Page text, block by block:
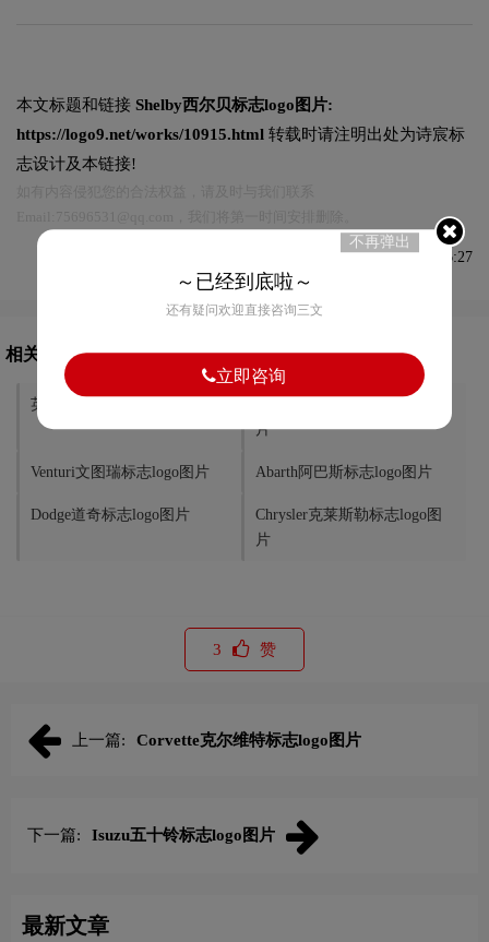
本文标题和链接 Shelby西尔贝标志logo图片:
https://logo9.net/works/10915.html 转载时请注明出处为诗宸标
志设计及本链接!
发布于2023-05-09 09:06:27
相关文章推荐
英伦标志logo图片
片
Venturi文图瑞标志logo图片 Abarth阿巴斯标志logo图片
Dodge道奇标志logo图片
Chrysler克莱斯勒标志logo图
片
3 赞
上一篇: Corvette克尔维特标志logo图片
下一篇: Isuzu五十铃标志logo图片
最新文章
不再弹出
～已经到底啦～
还有疑问欢迎直接咨询三文
立即咨询